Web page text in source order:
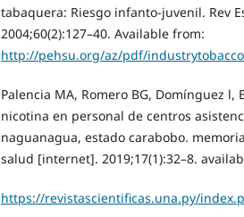
tabaquera: Riesgo infanto-juvenil. Rev
2004;60(2):127–40. Available from:
http://pehsu.org/az/pdf/
Palencia MA, Romero BG, Domínguez
nicotina en personal de centros
naguanagua, estado carabobo.
salud [internet]. 2019;17(1):32–8.
https://revistascientificas.una.py/